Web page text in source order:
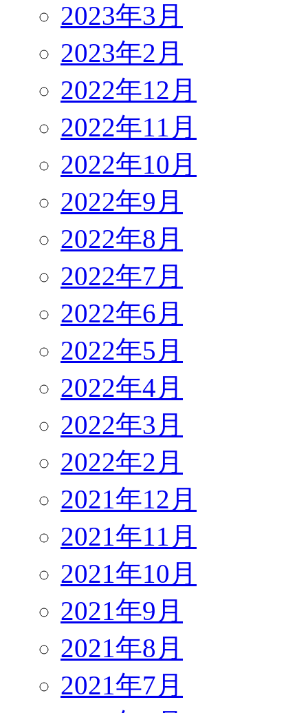
2023年3月
2023年2月
2022年12月
2022年11月
2022年10月
2022年9月
2022年8月
2022年7月
2022年6月
2022年5月
2022年4月
2022年3月
2022年2月
2021年12月
2021年11月
2021年10月
2021年9月
2021年8月
2021年7月